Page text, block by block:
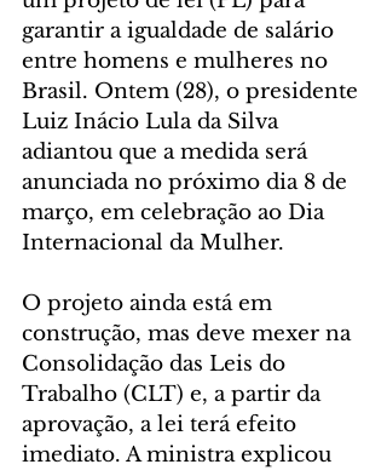
garantir a igualdade de salário
entre homens e mulheres no
Brasil. Ontem (28), o presidente
Luiz Inácio Lula da Silva
adiantou que a medida será
anunciada no próximo dia 8 de
março, em celebração ao Dia
Internacional da Mulher.
O projeto ainda está em
construção, mas deve mexer na
Consolidação das Leis do
Trabalho (CLT) e, a partir da
aprovação, a lei terá efeito
imediato. A ministra explicou